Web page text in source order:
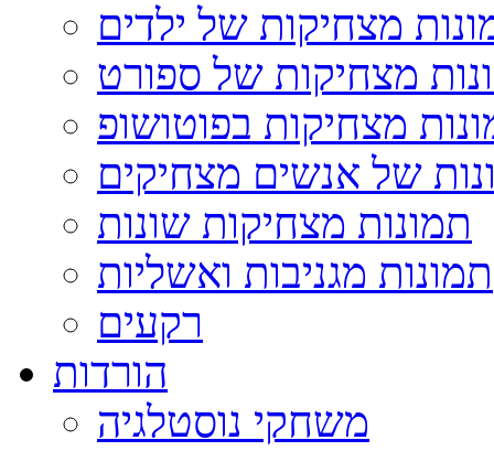
מצחיקות של ילדים
מצחיקות של ספורט
מצחיקות בפוטושופ
של אנשים מצחיקים
תמונות מצחיקות שונות
תמונות מגניבות ואשליות
רקעים
הורדות
משחקי נוסטלגיה